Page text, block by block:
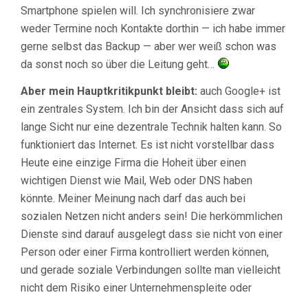
Smartphone spielen will. Ich synchronisiere zwar
weder Termine noch Kontakte dorthin — ich habe immer
gerne selbst das Backup — aber wer weiß schon was
da sonst noch so über die Leitung geht…
Aber mein Hauptkritikpunkt bleibt: auch Google+ ist
ein zentrales System. Ich bin der Ansicht dass sich auf
lange Sicht nur eine dezentrale Technik halten kann. So
funktioniert das Internet. Es ist nicht vorstellbar dass
Heute eine einzige Firma die Hoheit über einen
wichtigen Dienst wie Mail, Web oder DNS haben
könnte. Meiner Meinung nach darf das auch bei
sozialen Netzen nicht anders sein! Die herkömmlichen
Dienste sind darauf ausgelegt dass sie nicht von einer
Person oder einer Firma kontrolliert werden können,
und gerade soziale Verbindungen sollte man vielleicht
nicht dem Risiko einer Unternehmenspleite oder